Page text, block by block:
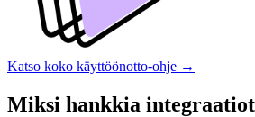
Katso koko käyttöönotto-ohje →
Miksi hankkia